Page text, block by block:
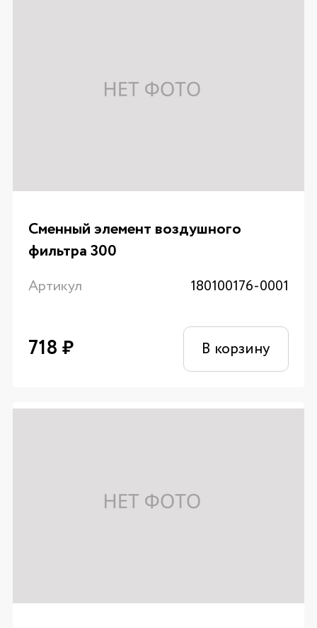
Сменный элемент воздушного
фильтра 300
Артикул 180100176-0001
718 ₽ В корзину